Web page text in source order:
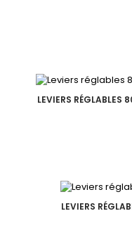
LEVIERS
LEVIERS